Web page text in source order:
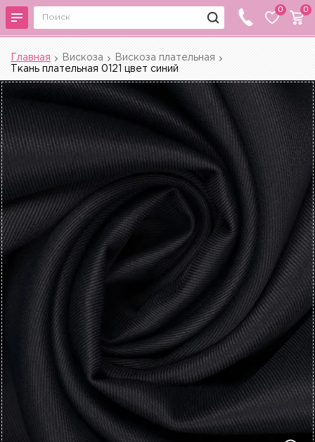
0 0
Главная Вискоза
Вискоза плательная
Ткань плательная 0121 цвет синий